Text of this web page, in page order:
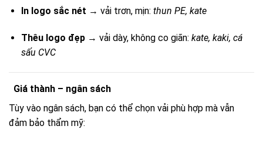
In logo sắc nét → vải trơn, mịn: thun PE, kate
Thêu logo đẹp→ vải dày, không co giãn: kate, kaki, cá
sấu CVC
Giá thành – ngân sách
Tùy vào ngân sách, bạn có thể chọn vải phù hợp mà vẫn
đảm bảo thẩm mỹ: